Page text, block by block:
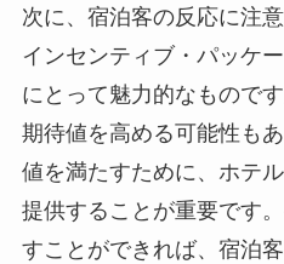
次に、 宿泊客の反応に注
インセンティブ・パッケ
にとって魅力的なもので
期待値を高める可能性も
値を満たすために、ホテ
提供することが重要です
すことができれば、宿泊